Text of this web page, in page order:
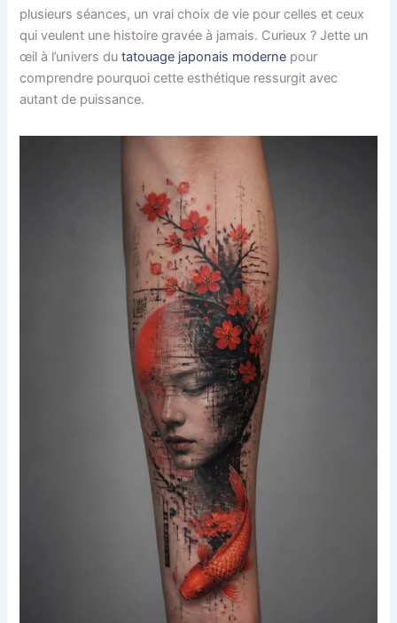
plusieurs séances, un vrai choix de vie pour celles et ceux
qui veulent une histoire gravée à jamais. Curieux ? Jette un
œil à l’univers dutatouage japonais moderne pour
comprendre pourquoi cette esthétique ressurgit avec
autant de puissance.